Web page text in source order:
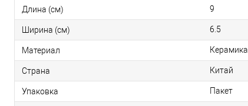
Длина (см) 9
Ширина (см) 6.5
Материал Керамика
Страна Китай
Упаковка Пакет